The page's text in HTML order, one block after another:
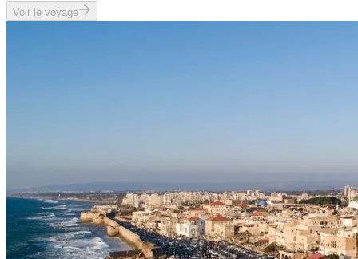
Voir le voyage